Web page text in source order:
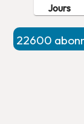
Jours